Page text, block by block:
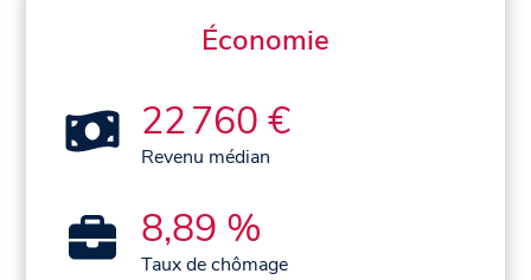
Économie
22 760 €
Revenu médian
8,89 %
Taux de chômage